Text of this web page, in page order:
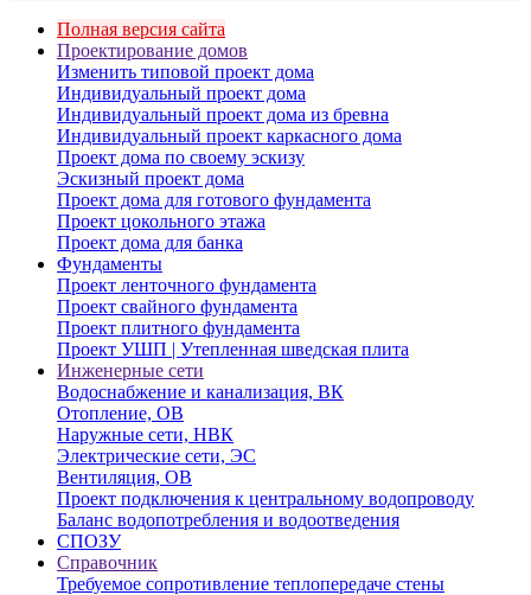
Полная версия сайта
Проектирование домов
Изменить типовой проект дома
Индивидуальный проект дома
Индивидуальный проект дома из бревна
Индивидуальный проект каркасного дома
Проект дома по своему эскизу
Эскизный проект дома
Проект дома для готового фундамента
Проект цокольного этажа
Проект дома для банка
Фундаменты
Проект ленточного фундамента
Проект свайного фундамента
Проект плитного фундамента
Проект УШП | Утепленная шведская плита
Инженерные сети
Водоснабжение и канализация, ВК
Отопление, ОВ
Наружные сети, НВК
Электрические сети, ЭС
Вентиляция, ОВ
Проект подключения к центральному водопроводу
Баланс водопотребления и водоотведения
СПОЗУ
Справочник
Требуемое сопротивление теплопередаче стены